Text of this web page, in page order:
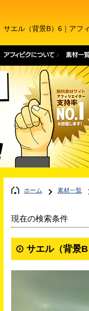
サエル（背景B）6｜アフ
ホーム 素材一覧
現在の検索条件
サエル（背景